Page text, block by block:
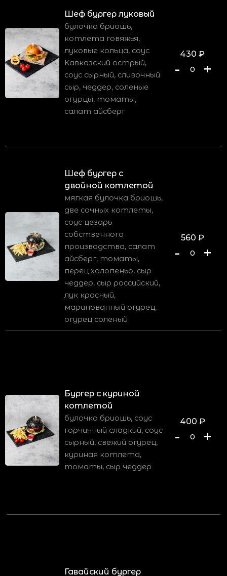
Шеф бургер луковый
булочка бриошь,
котлета говяжья,
луковые кольца, соус
Кавказский острый,
соус сырный, сливочный
сыр, чеддер, соленые
огурцы, томаты,
салат айсберг
430 ₽
- 0 +
Шеф бургер с
двойной котлетой
мягкая булочка бриошь,
две сочных котлеты,
соус цезарь
собственного
производства, салат
айсберг, томаты,
перец халопеньо, сыр
чеддер, сыр российский,
лук красный,
маринованный огурец,
огурец соленый
560 ₽
- 0 +
Бургер с куриной
котлетой
булочка бриошь, соус
горчичный сладкий, соус
сырный, свежий огурец,
куриная котлета,
томаты, сыр чеддер
400 ₽
- 0 +
Гавайский бургер